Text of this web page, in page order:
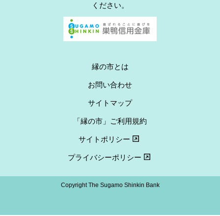
ください。
縁の市とは
お問い合わせ
サイトマップ
「縁の市」ご利用規約
サイトポリシー
プライバシーポリシー
Copyright The Sugamo Shinkin Bank